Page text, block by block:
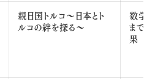
親日国トルコ～日本とト
ルコの絆を探る～
数学
まで
果